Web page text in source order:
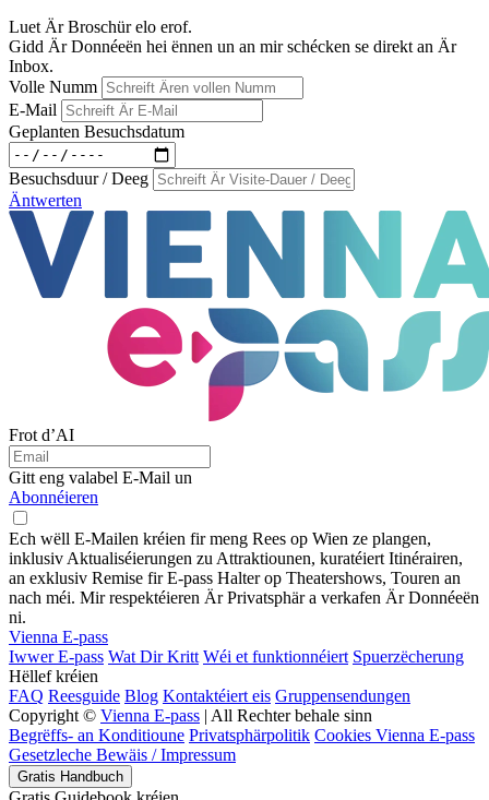
Luet Är Broschür elo erof.
Gidd Är Donnéeën hei ënnen un an mir schécken se direkt an Är
Inbox.
Volle Numm
E-Mail
Geplanten Besuchsdatum
Besuchsduur / Deeg
Äntwerten
Frot d’AI
Gitt eng valabel E-Mail un
Abonnéieren
Ech wëll E-Mailen kréien fir meng Rees op Wien ze plangen,
inklusiv Aktualiséierungen zu Attraktiounen, kuratéiert Itinérairen,
an exklusiv Remise fir E-pass Halter op Theatershows, Touren an
nach méi. Mir respektéieren Är Privatsphär a verkafen Är Donnéeën
ni.
Vienna E-pass
Iwwer E-pass Wat Dir Kritt Wéi et funktionnéiert Spuerzëcherung
Hëllef kréien
FAQ Reesguide Blog Kontaktéiert eis Gruppensendungen
Copyright © Vienna E-pass | All Rechter behale sinn
Begrëffs- an Konditioune Privatsphärpolitik Cookies Vienna E-pass
Gesetzleche Bewäis / Impressum
Gratis Handbuch